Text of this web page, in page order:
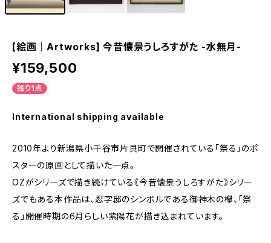
[絵画｜Artworks] 今昔懐景うしろすがた -水無月-
¥159,500
残り1点
International shipping available
2010年より新潟県小千谷市片貝町で開催されている「祭る」のポ
スターの原画として描いた一点。
OZがシリーズで描き続けている《今昔懐景うしろすがた》シリー
ズでもある本作品は、忍字邸のシンボルである御神木の欅、「祭
る」開催時期の6月らしい紫陽花が描き込まれています。